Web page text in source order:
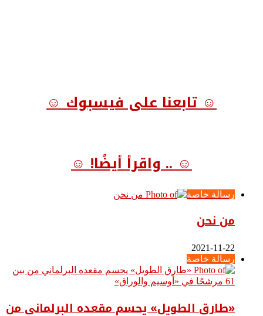
☺ تابعنا على فيسبوك ☺
☺ .. واقرأ أيضًا! ☺
رسالة خاصة
من نحن
2021-11-22
رسالة خاصة
«طارق الطويل» يحسم مقعده البرلماني من